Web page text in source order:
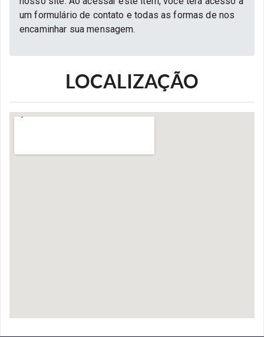
um formulário de contato e todas as formas de nos
encaminhar sua mensagem.
LOCALIZAÇÃO